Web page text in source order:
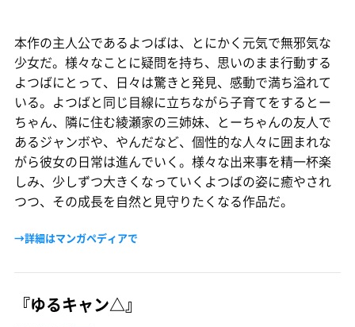
本作の主人公であるよつばは、とにかく元気で無邪気な
少女だ。様々なことに疑問を持ち、思いのまま行動する
よつばにとって、日々は驚きと発見、感動で満ち溢れて
いる。よつばと同じ目線に立ちながら子育てをするとー
ちゃん、隣に住む綾瀬家の三姉妹、とーちゃんの友人で
あるジャンボや、やんだなど、個性的な人々に囲まれな
がら彼女の日常は進んでいく。様々な出来事を精一杯楽
しみ、少しずつ大きくなっていくよつばの姿に癒やされ
つつ、その成長を自然と見守りたくなる作品だ。
→詳細はマンガペディアで
『ゆるキャン△』